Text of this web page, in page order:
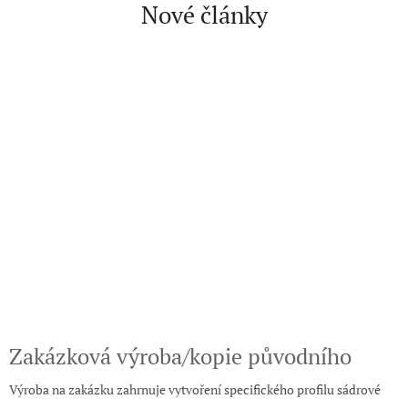
Nové články
Zakázková výroba/kopie původního
Výroba na zakázku zahrnuje vytvoření specifického profilu sádrové